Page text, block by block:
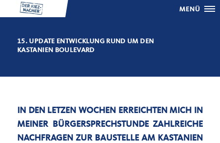
MENÜ
15. UPDATE ENTWICKLUNG RUND UM DEN
KASTANIEN BOULEVARD
IN DEN LETZEN WOCHEN ERREICHTEN MICH IN
MEINER BÜRGERSPRECHSTUNDE ZAHLREICHE
NACHFRAGEN ZUR BAUSTELLE AM KASTANIEN